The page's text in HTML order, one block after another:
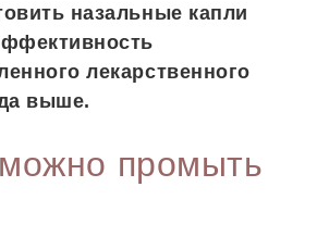
назальные капли
лекарственного
выше.
промыть